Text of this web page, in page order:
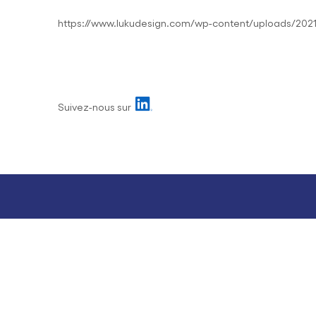
https://www.lukudesign.com/wp-content/uploads/
Suivez-nous sur